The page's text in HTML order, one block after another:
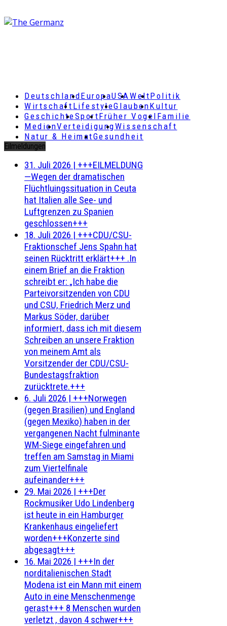
DeutschlandEuropaUSAWeltPolitik
Wirtschaft LifestyleGlaubenKultur
GeschichteSportFrüher Vogel Familie
MedienVerteidigungWissenschaft
Natur & HeimatGesundheit
Eilmeldungen
31. Juli 2026 | +++EILMELDUNG
—Wegen der dramatischen
Flüchtluingssituation in Ceuta
hat Italien alle See- und
Luftgrenzen zu Spanien
geschlossen+++
18. Juli 2026 | +++CDU/CSU-
Fraktionschef Jens Spahn hat
seinen Rücktritt erklärt+++ .In
einem Brief an die Fraktion
schreibt er: „Ich habe die
Parteivorsitzenden von CDU
und CSU, Friedrich Merz und
Markus Söder, darüber
informiert, dass ich mit diesem
Schreiben an unsere Fraktion
von meinem Amt als
Vorsitzender der CDU/CSU-
Bundestagsfraktion
zurücktrete.+++
6. Juli 2026 | +++Norwegen
(gegen Brasilien) und England
(gegen Mexiko) haben in der
vergangenen Nacht fulminante
WM-Siege eingefahren und
treffen am Samstag in Miami
zum Viertelfinale
aufeinander+++
29. Mai 2026 | +++Der
Rockmusiker Udo Lindenberg
ist heute in ein Hamburger
Krankenhaus eingeliefert
worden+++Konzerte sind
abgesagt+++
16. Mai 2026 | +++In der
norditalienischen Stadt
Modena ist ein Mann mit einem
Auto in eine Menschenmenge
gerast+++ 8 Menschen wurden
verletzt , davon 4 schwer+++